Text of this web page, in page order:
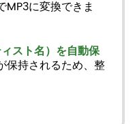
MP3に変換できま
スト名）を自動保
保持されるため、整